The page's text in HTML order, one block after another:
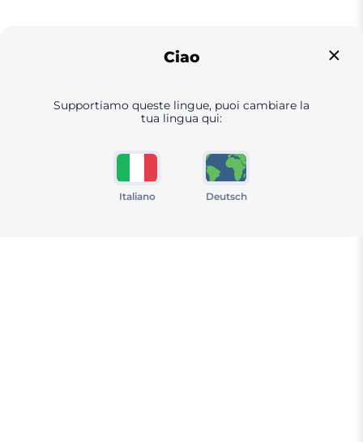
Ciao
Supportiamo queste lingue, puoi cambiare la
tua lingua qui:
Italiano Deutsch